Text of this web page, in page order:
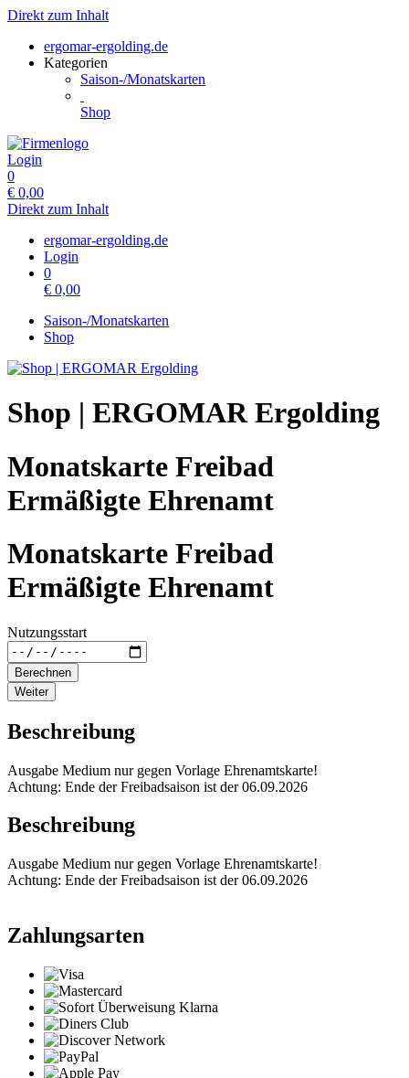
Direkt zum Inhalt
ergomar-ergolding.de
Kategorien
Saison-/Monatskarten
Shop
Login
0
€ 0,00
Direkt zum Inhalt
ergomar-ergolding.de
Login
0
€ 0,00
Saison-/Monatskarten
Shop
Shop | ERGOMAR Ergolding
Monatskarte Freibad
Ermäßigte Ehrenamt
Monatskarte Freibad
Ermäßigte Ehrenamt
Nutzungsstart
Berechnen
Weiter
Beschreibung
Ausgabe Medium nur gegen Vorlage Ehrenamtskarte!
Achtung: Ende der Freibadsaison ist der 06.09.2026
Beschreibung
Ausgabe Medium nur gegen Vorlage Ehrenamtskarte!
Achtung: Ende der Freibadsaison ist der 06.09.2026
Zahlungsarten